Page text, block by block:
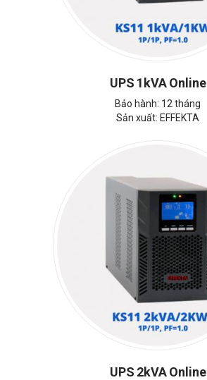
UPS 1kVA Online
Bảo hành: 12 tháng
Sản xuất: EFFEKTA
UPS 2kVA Online